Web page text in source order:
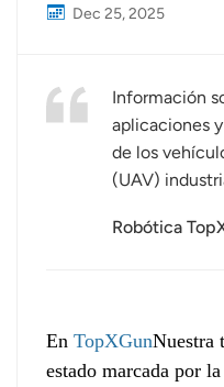
Dec 25, 2025
Información
aplicaciones
de los
(UAV)
Robótica
EnTopXGunNuestra
estado marcada por